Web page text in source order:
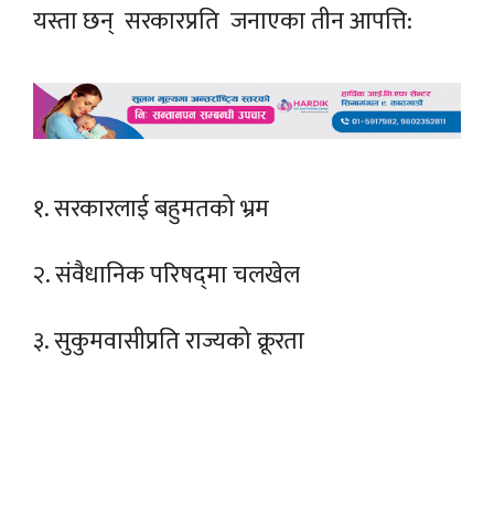
यस्ता छन् सरकारप्रति जनाएका तीन आपत्ति:
१. सरकारलाई बहुमतको भ्रम
२. संवैधानिक परिषद्‌मा चलखेल
३. सुकुमवासीप्रति राज्यको क्रूरता